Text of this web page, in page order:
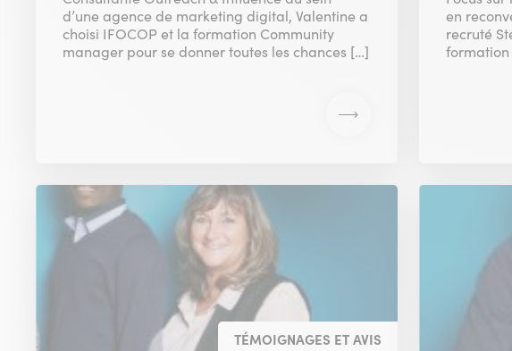
d’une agence de marketing digital, Valentine a
choisi IFOCOP et la formation Community
manager pour se donner toutes les chances […]
en
recruté
TÉMOIGNAGES ET AVIS